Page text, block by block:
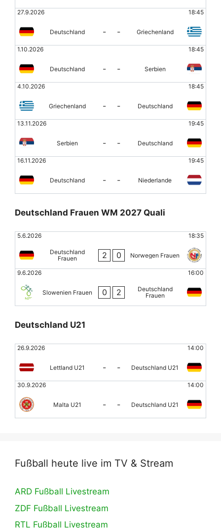
27.9.2026 18:45
Deutschland - - Griechenland
1.10.2026 18:45
Deutschland - - Serbien
4.10.2026 18:45
Griechenland - - Deutschland
13.11.2026 19:45
Serbien - - Deutschland
16.11.2026 19:45
Deutschland - - Niederlande
Deutschland Frauen WM 2027 Quali
5.6.2026 18:35
Deutschland
Frauen
2 0 Norwegen Frauen
9.6.2026 16:00
Slowenien Frauen 0 2
Deutschland
Frauen
Deutschland U21
26.9.2026 14:00
Lettland U21 - - Deutschland U21
30.9.2026 14:00
Malta U21 - - Deutschland U21
Fußball heute live im TV & Stream
ARD Fußball Livestream
ZDF Fußball Livestream
RTL Fußball Livestream